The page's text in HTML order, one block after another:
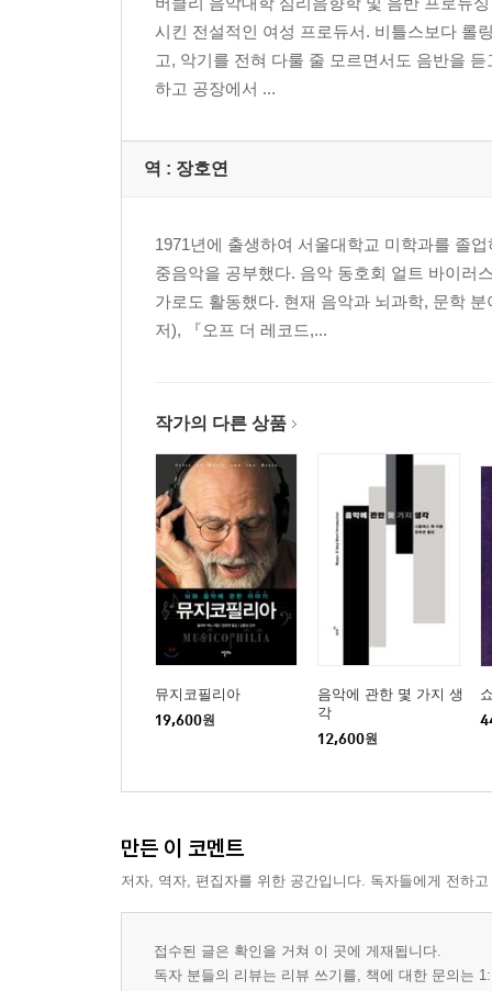
음악 상식, 오 그래?! 음악과 기억
8장 형식과 기능: 음반 프로듀서가 듣는 음악
프리프로덕션 | 최고의 연주 말고 옳은 연주를 택
9장 사랑에 빠지다: 오로지 당신의 음악
첫눈에 반하다 | 〈Old Town Road〉로 보는 청
음악이 사는 동네 | 첫귀에 반한 아홉 가지 사랑의
참고문헌
시킨 전설적인 여성 프로듀서. 비틀스보다 롤
고, 악기를 전혀 다룰 줄 모르면서도 음반을
하고 공장에서 ...
역 : 장호연
1971년에 출생하여 서울대학교 미학과를 졸
중음악을 공부했다. 음악 동호회 얼트 바이러
가로도 활동했다. 현재 음악과 뇌과학, 문학
저), 『오프 더 레코드,...
작가의 다른 상품
뮤지코필리아
19,600원
음악에 관한 몇 가지 생
각
12,600원
만든 이 코멘트
저자, 역자, 편집자를 위한 공간입니다. 독자들에게 전하
접수된 글은 확인을 거쳐 이 곳에 게재됩니다.
독자 분들의 리뷰는 리뷰 쓰기를, 책에 대한 문의는